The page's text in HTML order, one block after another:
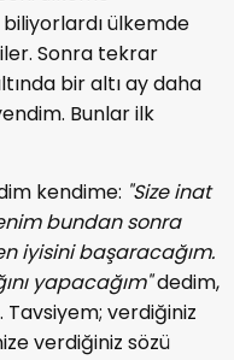
ülkemde
Sonra tekrar
bir altı ay daha
Bunlar ilk
kendime: "Size inat
bundan sonra
iyisini başaracağım.
yapacağım"dedim,
Tavsiyem; verdiğiniz
verdiğiniz sözü